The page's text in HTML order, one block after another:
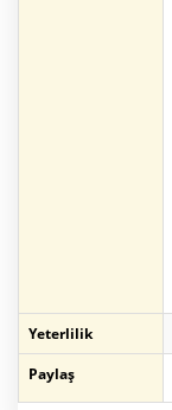
Yeterlilik
Paylaş